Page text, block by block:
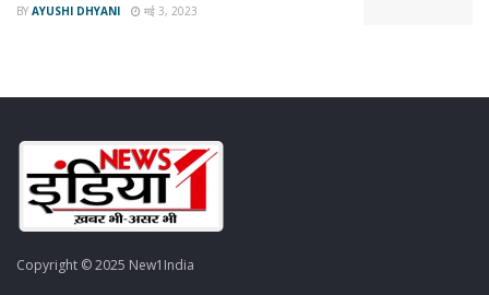
BY AYUSHI DHYANI मई 3, 2023
Copyright © 2025 New1India